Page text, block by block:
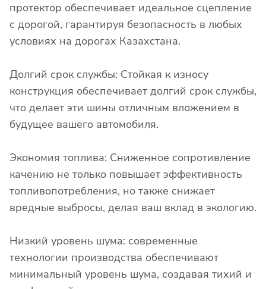
протектор обеспечивает идеальное сцепление
с дорогой, гарантируя безопасность в любых
условиях на дорогах Казахстана.
Долгий срок службы: Стойкая к износу
конструкция обеспечивает долгий срок службы,
что делает эти шины отличным вложением в
будущее вашего автомобиля.
Экономия топлива: Сниженное сопротивление
качению не только повышает эффективность
топливопотребления, но также снижает
вредные выбросы, делая ваш вклад в экологию.
Низкий уровень шума: современные
технологии производства обеспечивают
минимальный уровень шума, создавая тихий и